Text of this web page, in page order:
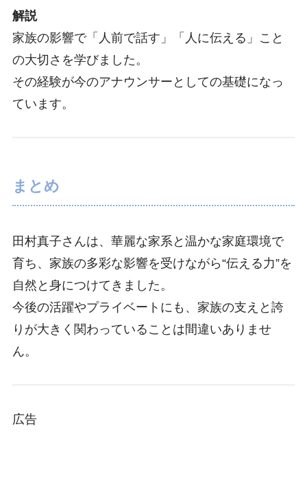
解説
家族の影響で「人前で話す」「人に伝える」こと
の大切さを学びました。
その経験が今のアナウンサーとしての基礎になっ
ています。
まとめ
田村真子さんは、華麗な家系と温かな家庭環境で
育ち、家族の多彩な影響を受けながら“伝える力”を
自然と身につけてきました。
今後の活躍やプライベートにも、家族の支えと誇
りが大きく関わっていることは間違いありませ
ん。
広告